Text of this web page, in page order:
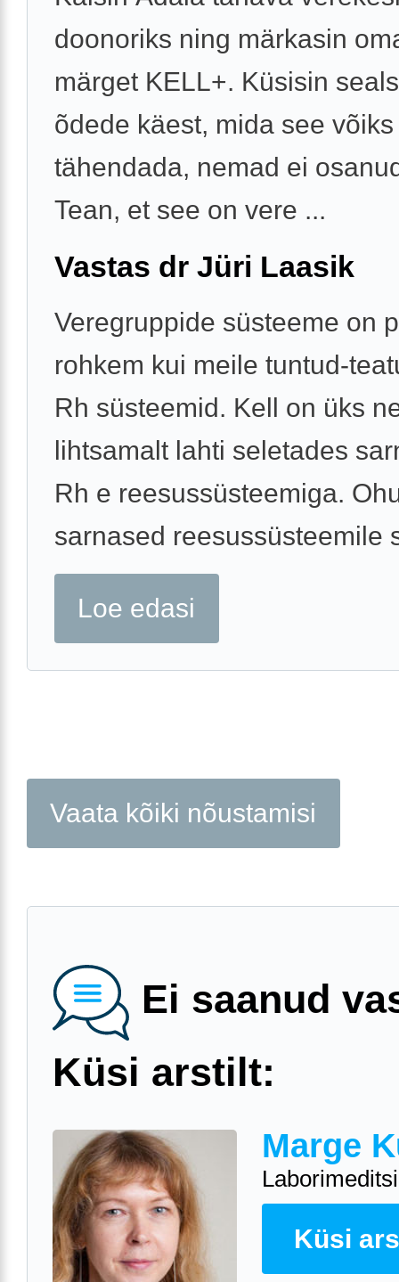
doonoriks ning märkasin
märget KELL+. Küsisin
õdede käest, mida see võiks
tähendada, nemad ei
Tean, et see on vere ...
Vastas dr Jüri Laasik
Veregruppide süsteeme on
rohkem kui meile tuntud-
Rh süsteemid. Kell on üks
lihtsamalt lahti seletades
Rh e reesussüsteemiga.
sarnased reesussüsteemile
Loe edasi
Vaata kõiki nõustamisi
Ei saanud
Küsi arstilt:
Marge
Küsi